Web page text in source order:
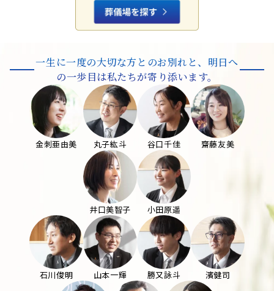
一生に一度の大切な方とのお別れと、 明日へ
の一歩目は私たちが寄り添います。
金刺亜由美 丸子紘斗 谷口千佳 齋藤友美
井口美智子 小田原遥
石川俊明 山本一輝 勝又詠斗 濱健司